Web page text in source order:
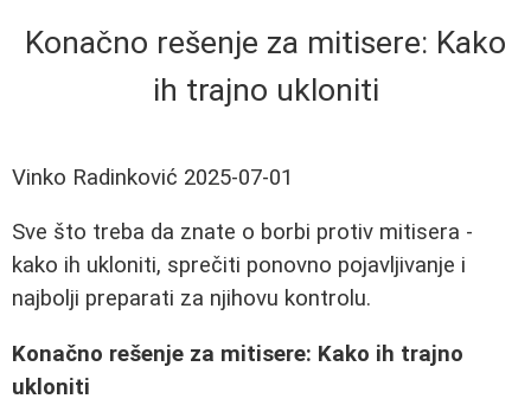
Konačno rešenje za mitisere: Kako
ih trajno ukloniti
Vinko Radinković 2025-07-01
Sve što treba da znate o borbi protiv mitisera -
kako ih ukloniti, sprečiti ponovno pojavljivanje i
najbolji preparati za njihovu kontrolu.
Konačno rešenje za mitisere: Kako ih trajno
ukloniti